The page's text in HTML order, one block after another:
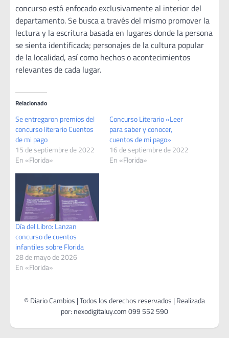
concurso está enfocado exclusivamente al interior del
departamento. Se busca a través del mismo promover la
lectura y la escritura basada en lugares donde la persona
se sienta identificada; personajes de la cultura popular
de la localidad, así como hechos o acontecimientos
relevantes de cada lugar.
Relacionado
Se entregaron premios del
concurso literario Cuentos
de mi pago
15 de septiembre de 2022
En «Florida»
Concurso Literario «Leer
para saber y conocer,
cuentos de mi pago»
16 de septiembre de 2022
En «Florida»
Día del Libro: Lanzan
concurso de cuentos
infantiles sobre Florida
28 de mayo de 2026
En «Florida»